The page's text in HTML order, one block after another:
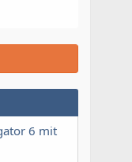
6 mit